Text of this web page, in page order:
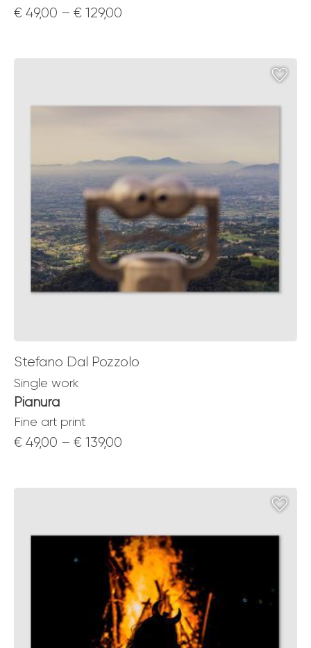
€ 49,00 – € 129,00
Stefano Dal Pozzolo
Single work
Pianura
Fine art print
€ 49,00 – € 139,00